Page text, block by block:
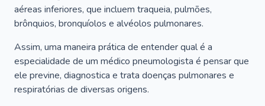
aéreas inferiores, que incluem traqueia, pulmões,
brônquios, bronquíolos e alvéolos pulmonares.
Assim, uma maneira prática de entender qual é a
especialidade de um médico pneumologista é pensar que
ele previne, diagnostica e trata doenças pulmonares e
respiratórias de diversas origens.